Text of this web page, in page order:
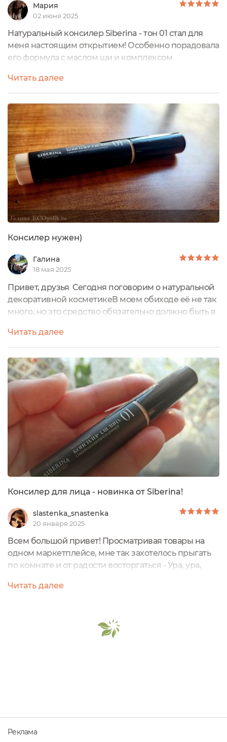
Мария
02 июня 2025
Натуральный консилер Siberina - тон 01 стал для
меня настоящим открытием! Особенно порадовала
его формула с маслом ши и комплексом
получает дополнительный уход.Текстура очень
приятная, кремовая, легко распределяется по
коже. Консилер отлично перекрывает
несовершенства, при этом не создавая эффекта
маски. Тон 01 идеально подошел для моей светлой
кожи - нет...
Читать далее
Консилер нужен)
Галина
18 мая 2025
Привет, друзья Сегодня поговорим о натуральной
декоративной косметикеВ моем обиходе её не так
много, но это средство обязательно должно быть в
и это консилер И консилер не простой, сухой, а
жидкий кремовый)))ВстречайтеНатуральный
консилер для лица 01 с маслом ши и комплексом
церамидовSIBERINAЧто же он делает?помогает
деликатно скрыть темные круги под...
Читать далее
Консилер для лица - новинка от Siberina!
slastenka_snastenka
20 января 2025
Всем большой привет! Просматривая товары на
одном маркетплейсе, мне так захотелось прыгать
по комнате и от радости восторгаться - Ура, ура,
появилось в ассортименте бренда Siberina.И моё
же я сразу добавила в корзину этот товар,
получила, хорошо его протестировала...
Читать далее
Реклама